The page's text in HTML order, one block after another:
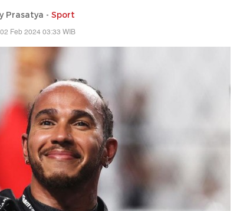
Prasatya - Sport
Feb 2024 03:33 WIB